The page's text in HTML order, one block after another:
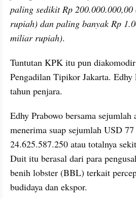
paling sedikit Rp
rupiah) dan paling banyak Rp
miliar rupiah).
Tuntutan KPK itu pun
Pengadilan Tipikor Jakarta. Edhy
tahun penjara.
Edhy Prabowo bersama
menerima suap sejumlah USD
24.625.587.250 atau totalnya
Duit itu berasal dari para
benih lobster (BBL) terkait
budidaya dan ekspor.